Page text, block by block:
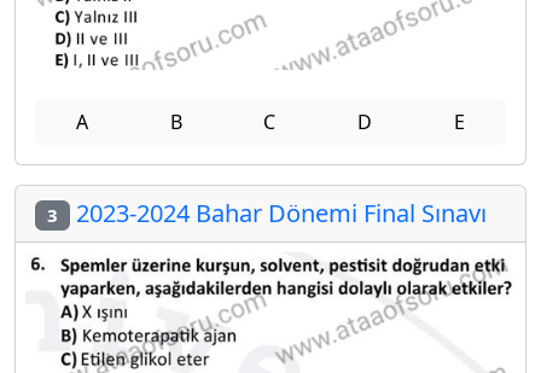
A B C D E
3 2023-2024 Bahar Dönemi Final Sınavı